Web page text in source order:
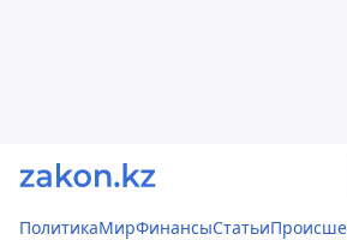
ПолитикаМирФинансыСтатьи